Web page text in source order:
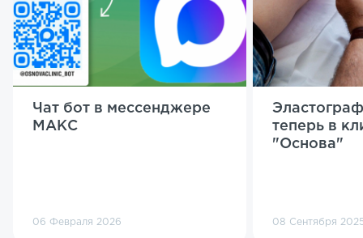
Чат бот в мессенджере
МАКС
06 Февраля 2026
теперь в
"Основа"
08 Сентября